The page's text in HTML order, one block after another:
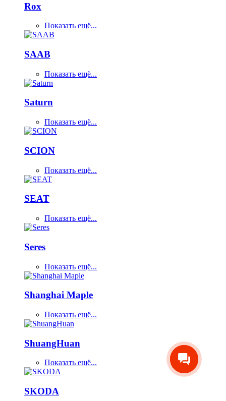
Rox
Показать ещё...
SAAB
Показать ещё...
Saturn
Показать ещё...
SCION
Показать ещё...
SEAT
Показать ещё...
Seres
Показать ещё...
Shanghai Maple
Показать ещё...
ShuangHuan
Показать ещё...
SKODA